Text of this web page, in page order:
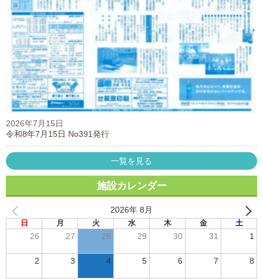
2026年7月15日
令和8年7月15日 No391発行
一覧を見る
施設カレンダー
2026年 8月
日 月 火 水 木 金 土
26 27 28 29 30 31 1
2 3 4 5 6 7 8